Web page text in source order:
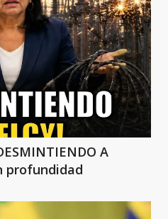
A
profundidad